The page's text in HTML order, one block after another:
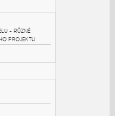
BLOKY